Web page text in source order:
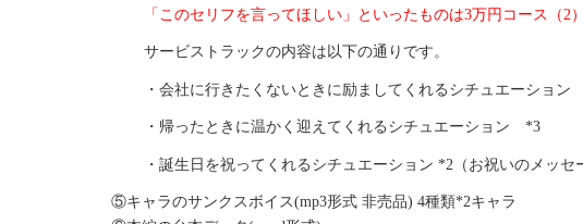
「このセリフを言ってほしい」といったものは3万円コース（
サービストラックの内容は以下の通りです。
・会社に行きたくないときに励ましてくれるシチュエーショ
・帰ったときに温かく迎えてくれるシチュエーション *3
・誕生日を祝ってくれるシチュエーション *2（お祝いのメッセ
⑤キャラのサンクスボイス(mp3形式 非売品) 4種類*2キャラ